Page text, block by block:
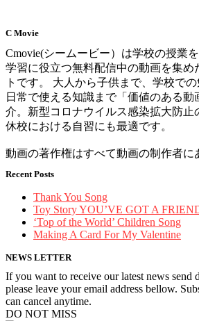
C Movie
Cmovie(シームービー）は学校の授業
学習に役立つ無料配信中の動画を集め
トです。 大人から子供まで、学校で
日常で使える知識まで「価値のある動
介。新型コロナウイルス感染拡大防止
休校における自習にも最適です。
動画の著作権はすべて動画の制作者に
Recent Posts
Thank You Song
Toy Story YOU’VE GOT A
‘Top of the World’ Children Song
Making A Card For My Valentine
NEWS LETTER
If you want to receive our latest news send
please leave your email address bellow.
can cancel anytime.
DO NOT MISS